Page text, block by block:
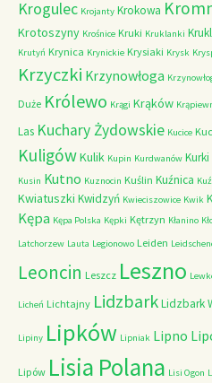
Krogulec Krojanty Krokowa
Krotoszyny Krośnice Kruki Kruklanki
Krutyń Krynica Krynickie Krysiaki Krysk
Krzyczki Krzynowłoga
Duże Królewo Krągi Krąków
Las Kuchary Żydowskie Kucice
KuligówKulik Kupin Kurdwanów Kurki
Kusin Kutno Kuznocin Kuślin Kuźnica
Kwiatuszki Kwidzyń Kwieciszowice Kwik
Kępa Kępa Polska Kępki Kętrzyn Kłanino
Latchorzew Lauta Legionowo Leiden
Leoncin Leszcz Leszno
Licheń Lichtajny LidzbarkLidzbark
Lipiny Lipków Lipniak Lipno
Lipów Lisia Polana Lisi Ogon